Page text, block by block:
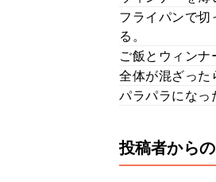
フライパンで切
る。
ご飯とウィンナ
全体が混ざった
パラパラにな
投稿者から